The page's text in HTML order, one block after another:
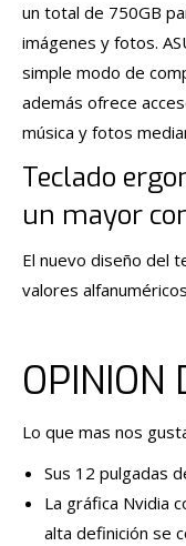
un total de 750GB
imágenes y fotos.
simple modo de
además ofrece
música y fotos
Teclado
un mayor
El nuevo diseño del
valores
OPINION
Lo que mas nos
Sus 12 pulgadas
La gráfica Nvidia
alta definición se